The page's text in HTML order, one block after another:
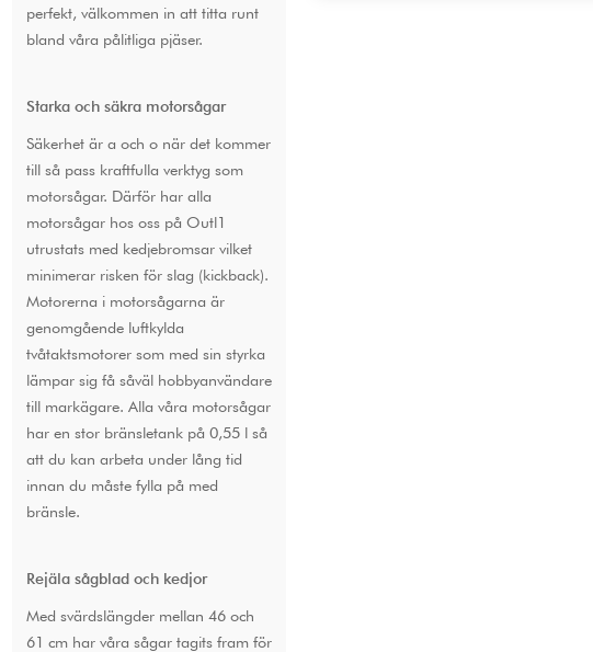
perfekt, välkommen in att titta runt
bland våra pålitliga pjäser.
Starka och säkra motorsågar
Säkerhet är a och o när det kommer
till så pass kraftfulla verktyg som
motorsågar. Därför har alla
motorsågar hos oss på Outl1
utrustats med kedjebromsar vilket
minimerar risken för slag (kickback).
Motorerna i motorsågarna är
genomgående luftkylda
tvåtaktsmotorer som med sin styrka
lämpar sig få såväl hobbyanvändare
till markägare. Alla våra motorsågar
har en stor bränsletank på 0,55 l så
att du kan arbeta under lång tid
innan du måste fylla på med
bränsle.
Rejäla sågblad och kedjor
Med svärdslängder mellan 46 och
61 cm har våra sågar tagits fram för